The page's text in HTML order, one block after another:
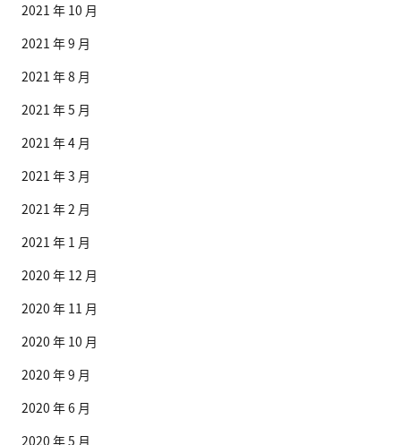
2021 年 10 月
2021 年 9 月
2021 年 8 月
2021 年 5 月
2021 年 4 月
2021 年 3 月
2021 年 2 月
2021 年 1 月
2020 年 12 月
2020 年 11 月
2020 年 10 月
2020 年 9 月
2020 年 6 月
2020 年 5 月